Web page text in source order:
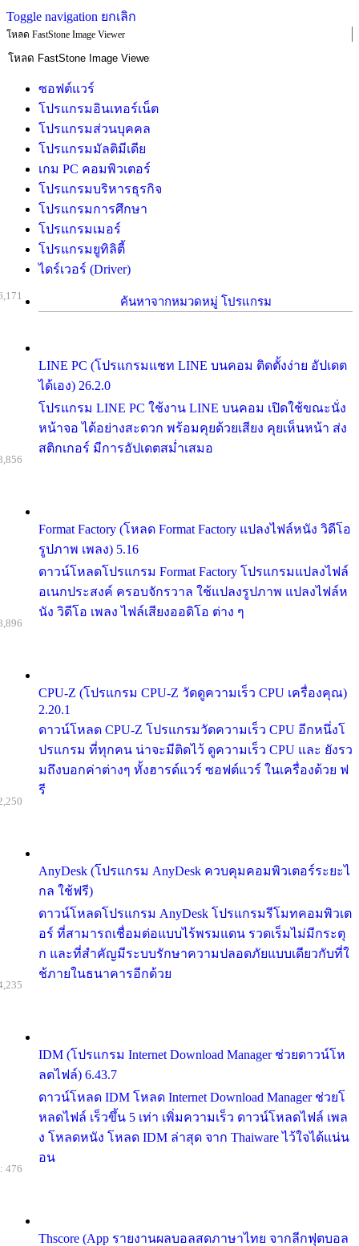
Toggle navigation ยกเลิก
โหลด FastStone Image Viewer
ซอฟต์แวร์
โปรแกรมอินเทอร์เน็ต
โปรแกรมส่วนบุคคล
โปรแกรมมัลติมีเดีย
เกม PC คอมพิวเตอร์
โปรแกรมบริหารธุรกิจ
โปรแกรมการศึกษา
โปรแกรมเมอร์
โปรแกรมยูทิลิตี้
ไดร์เวอร์ (Driver)
ค้นหาจากหมวดหมู่ โปรแกรม
LINE PC (โปรแกรมแชท LINE บนคอม ติดตั้งง่าย อัปเดต
ได้เอง) 26.2.0
โปรแกรม LINE PC ใช้งาน LINE บนคอม เปิดใช้ขณะนั่ง
หน้าจอ ได้อย่างสะดวก พร้อมคุยด้วยเสียง คุยเห็นหน้า ส่ง
สติกเกอร์ มีการอัปเดตสม่ำเสมอ
Format Factory (โหลด Format Factory แปลงไฟล์หนัง วิดีโอ
รูปภาพ เพลง) 5.16
ดาวน์โหลดโปรแกรม Format Factory โปรแกรมแปลงไฟล์
อเนกประสงค์ ครอบจักรวาล ใช้แปลงรูปภาพ แปลงไฟล์ห
นัง วิดีโอ เพลง ไฟล์เสียงออดิโอ ต่าง ๆ
CPU-Z (โปรแกรม CPU-Z วัดดูความเร็ว CPU เครื่องคุณ)
2.20.1
ดาวน์โหลด CPU-Z โปรแกรมวัดความเร็ว CPU อีกหนึ่งโ
ปรแกรม ที่ทุกคน น่าจะมีติดไว้ ดูความเร็ว CPU และ ยังรว
มถึงบอกค่าต่างๆ ทั้งฮารด์แวร์ ซอฟต์แวร์ ในเครื่องด้วย ฟ
รี
AnyDesk (โปรแกรม AnyDesk ควบคุมคอมพิวเตอร์ระยะไ
กล ใช้ฟรี)
ดาวน์โหลดโปรแกรม AnyDesk โปรแกรมรีโมทคอมพิวเต
อร์ ที่สามารถเชื่อมต่อแบบไร้พรมแดน รวดเร็มไม่มีกระตุ
ก และที่สำคัญมีระบบรักษาความปลอดภัยแบบเดียวกับที่ใ
ช้ภายในธนาคารอีกด้วย
IDM (โปรแกรม Internet Download Manager ช่วยดาวน์โห
ลดไฟล์) 6.43.7
ดาวน์โหลด IDM โหลด Internet Download Manager ช่วยโ
หลดไฟล์ เร็วขึ้น 5 เท่า เพิ่มความเร็ว ดาวน์โหลดไฟล์ เพล
ง โหลดหนัง โหลด IDM ล่าสุด จาก Thaiware ไว้ใจได้แน่น
อน
Thscore (App รายงานผลบอลสดภาษาไทย จากลีกฟุตบอล
476